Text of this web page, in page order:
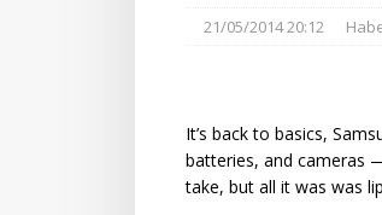
21/05/2014 20:12
It’s back to basics,
batteries, and cameras
take, but all it was was